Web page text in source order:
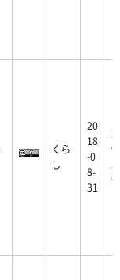
くら
し
20
18
-0
8-
31
9